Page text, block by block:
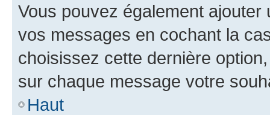
Vous pouvez également
vos messages en cochant la
choisissez cette dernière
sur chaque message votre
Haut